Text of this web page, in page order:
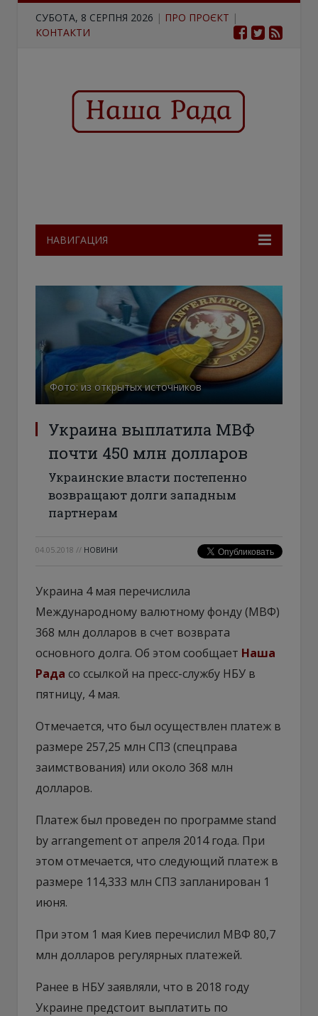
СУБОТА, 8 СЕРПНЯ 2026 | ПРО ПРОЄКТ |
КОНТАКТИ
НАВИГАЦИЯ
Фото: из открытых источников
Украина выплатила МВФ
почти 450 млн долларов
Украинские власти постепенно
возвращают долги западным
партнерам
04.05.2018 // НОВИНИ
Украина 4 мая перечислила
Международному валютному фонду (МВФ)
368 млн долларов в счет возврата
основного долга. Об этом сообщает Наша
Рада со ссылкой на пресс-службу НБУ в
пятницу, 4 мая.
Отмечается, что был осуществлен платеж в
размере 257,25 млн СПЗ (спецправа
заимствования) или около 368 млн
долларов.
Платеж был проведен по программе stand
by arrangement от апреля 2014 года. При
этом отмечается, что следующий платеж в
размере 114,333 млн СПЗ запланирован 1
июня.
При этом 1 мая Киев перечислил МВФ 80,7
млн долларов регулярных платежей.
Ранее в НБУ заявляли, что в 2018 году
Украине предстоит выплатить по